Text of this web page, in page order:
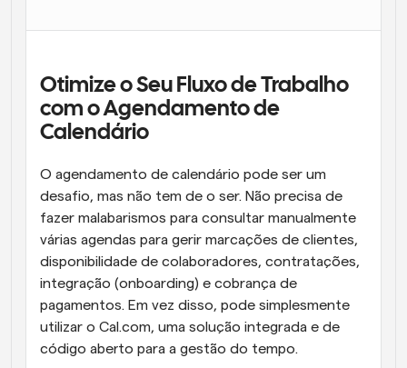
Agendamento potenciado com chamadas
impulsionadas por IA
Fluxos de trabalho
Blogue
Mantenha-se atualizado com as últimas notícias e
atualizações
Reunião com clientes em minutos
Links de Grupo Dinâmico
Agende reuniões de forma fluida com várias pessoas
Webhooks
Receba notificações quando algo acontecer
Otimize o Seu Fluxo de Trabalho
com o Agendamento de
Calendário
O agendamento de calendário pode ser um
desafio, mas não tem de o ser. Não precisa de
fazer malabarismos para consultar manualmente
várias agendas para gerir marcações de clientes,
disponibilidade de colaboradores, contratações,
integração (onboarding) e cobrança de
pagamentos. Em vez disso, pode simplesmente
utilizar o Cal.com, uma solução integrada e de
código aberto para a gestão do tempo.